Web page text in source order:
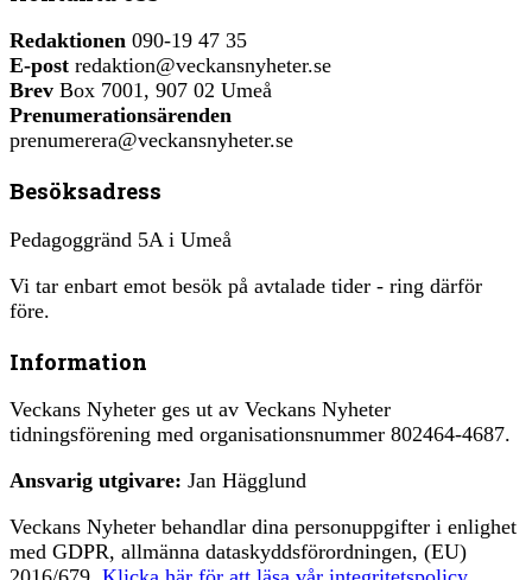
Redaktionen 090-19 47 35
E-post redaktion@veckansnyheter.se
Brev Box 7001, 907 02 Umeå
Prenumerationsärenden
prenumerera@veckansnyheter.se
Besöksadress
Pedagoggränd 5A i Umeå
Vi tar enbart emot besök på avtalade tider - ring därför
före.
Information
Veckans Nyheter ges ut av Veckans Nyheter
tidningsförening med organisationsnummer 802464-4687.
Ansvarig utgivare: Jan Hägglund
Veckans Nyheter behandlar dina personuppgifter i enlighet
med GDPR, allmänna dataskyddsförordningen, (EU)